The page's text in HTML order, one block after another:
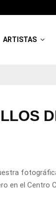
ARTISTAS
en el Centro